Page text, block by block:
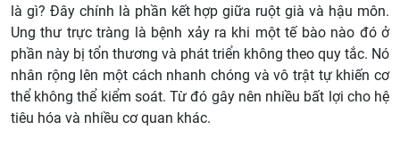
là gì? Đây chính là phần kết hợp giữa ruột già và hậu môn.
Ung thư trực tràng là bệnh xảy ra khi một tế bào nào đó ở
phần này bị tổn thương và phát triển không theo quy tắc. Nó
nhân rộng lên một cách nhanh chóng và vô trật tự khiến cơ
thể không thể kiểm soát. Từ đó gây nên nhiều bất lợi cho hệ
tiêu hóa và nhiều cơ quan khác.